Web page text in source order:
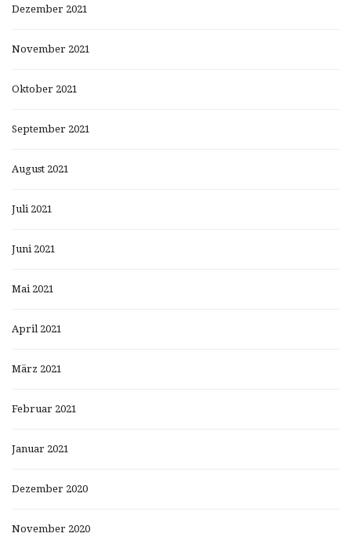
Dezember 2021
November 2021
Oktober 2021
September 2021
August 2021
Juli 2021
Juni 2021
Mai 2021
April 2021
März 2021
Februar 2021
Januar 2021
Dezember 2020
November 2020